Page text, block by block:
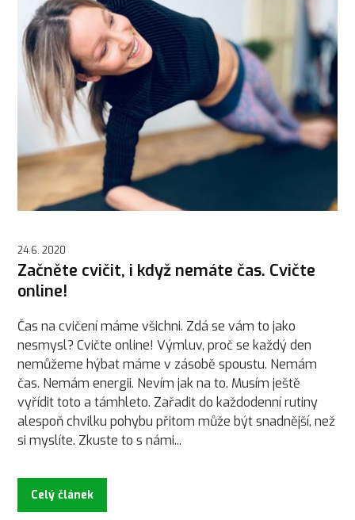
24.6. 2020
Začněte cvičit, i když nemáte čas. Cvičte
online!
Čas na cvičení máme všichni. Zdá se vám to jako
nesmysl? Cvičte online! Výmluv, proč se každý den
nemůžeme hýbat máme v zásobě spoustu. Nemám
čas. Nemám energii. Nevím jak na to. Musím ještě
vyřídit toto a támhleto. Zařadit do každodenní rutiny
alespoň chvilku pohybu přitom může být snadnější, než
si myslíte. Zkuste to s námi...
Celý článek